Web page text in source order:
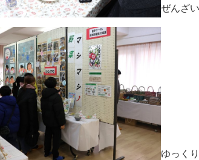
ぜんざ
ゆっく